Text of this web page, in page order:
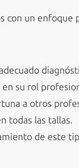
con un enfoque
su rol
a otros
todas las tallas.
de este